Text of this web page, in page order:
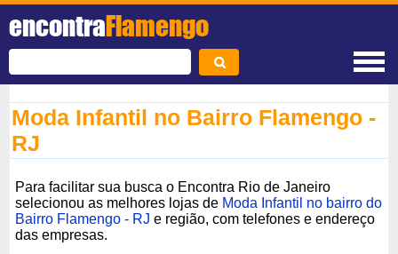
encontraFlamengo
Moda Infantil no Bairro Flamengo -
RJ
Para facilitar sua busca o Encontra Rio de Janeiro
selecionou as melhores lojas de Moda Infantil no bairro do
Bairro Flamengo - RJ e região, com telefones e endereço
das empresas.